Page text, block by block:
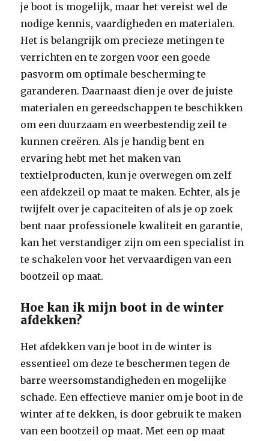
je boot is mogelijk, maar het vereist wel de
nodige kennis, vaardigheden en materialen.
Het is belangrijk om precieze metingen te
verrichten en te zorgen voor een goede
pasvorm om optimale bescherming te
garanderen. Daarnaast dien je over de juiste
materialen en gereedschappen te beschikken
om een duurzaam en weerbestendig zeil te
kunnen creëren. Als je handig bent en
ervaring hebt met het maken van
textielproducten, kun je overwegen om zelf
een afdekzeil op maat te maken. Echter, als je
twijfelt over je capaciteiten of als je op zoek
bent naar professionele kwaliteit en garantie,
kan het verstandiger zijn om een specialist in
te schakelen voor het vervaardigen van een
bootzeil op maat.
Hoe kan ik mijn boot in de winter
afdekken?
Het afdekken van je boot in de winter is
essentieel om deze te beschermen tegen de
barre weersomstandigheden en mogelijke
schade. Een effectieve manier om je boot in de
winter af te dekken, is door gebruik te maken
van een bootzeil op maat. Met een op maat